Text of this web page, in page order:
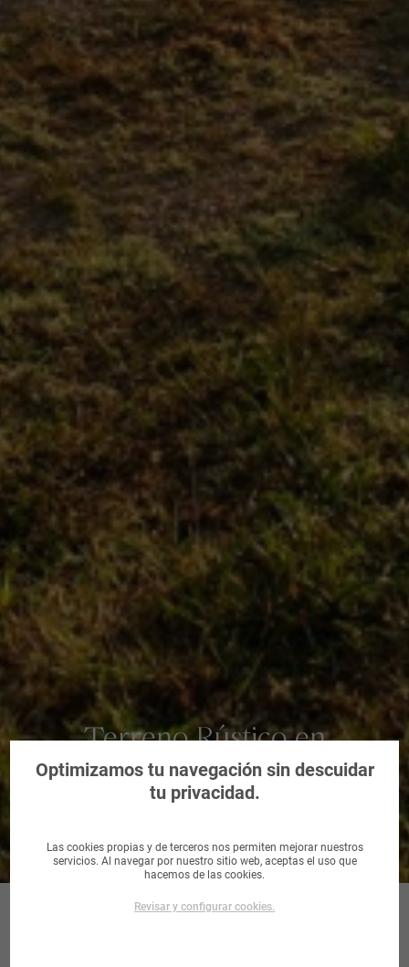
Terreno Rústico en
Cocentaina, Alicante/Alacant
Optimizamos tu navegación sin descuidar
tu privacidad.
Las cookies propias y de terceros nos permiten mejorar nuestros
servicios. Al navegar por nuestro sitio web, aceptas el uso que
hacemos de las cookies.
Revisar y configurar cookies.